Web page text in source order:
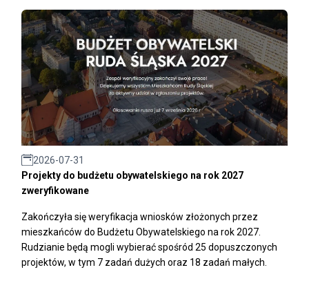
2026-07-31
Projekty do budżetu obywatelskiego na rok 2027
zweryfikowane
Zakończyła się weryfikacja wniosków złożonych przez
mieszkańców do Budżetu Obywatelskiego na rok 2027.
Rudzianie będą mogli wybierać spośród 25 dopuszczonych
projektów, w tym 7 zadań dużych oraz 18 zadań małych.